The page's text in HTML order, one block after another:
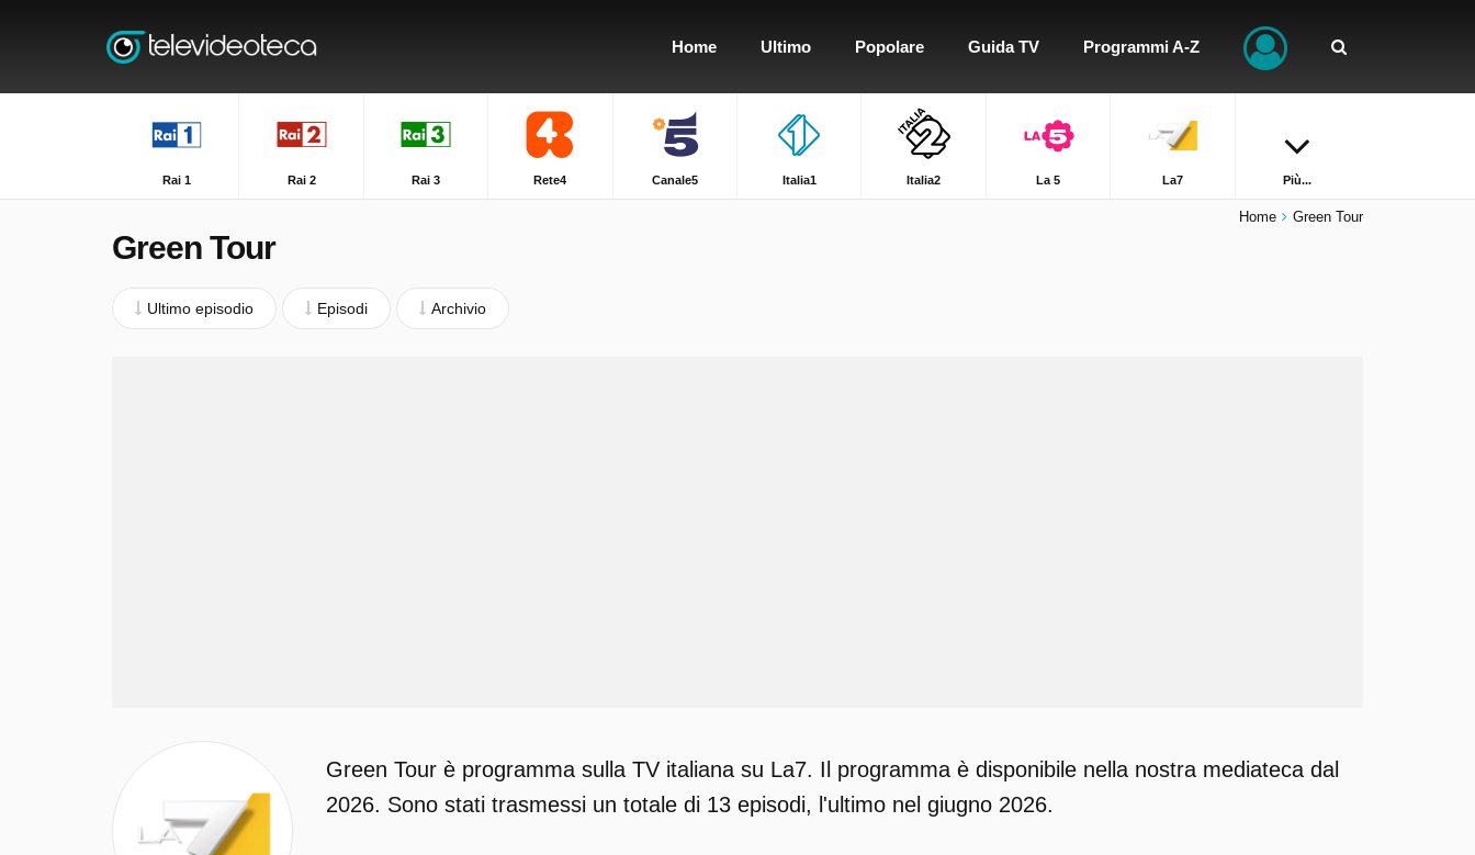
Home Ultimo Popolare Guida TV Programmi A-Z
Rai 1 Rai 2 Rai 3 Rete4 Canale5 Italia1 Italia2 La 5 La7 Più...
Home Green Tour
Green Tour
Ultimo episodio Episodi Archivio
Green Tour è programma sulla TV italiana su La7. Il programma è disponibile nella nostra mediateca dal
2026. Sono stati trasmessi un totale di 13 episodi, l'ultimo nel giugno 2026.